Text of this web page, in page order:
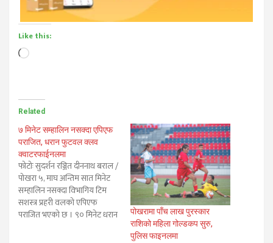
Like this:
Loading…
Related
७ मिनेट सम्हालिन नसक्दा एपिएफ
पराजित, धरान फुटवल क्लव
क्वाटरफाईनलमा
फोटोः सुदर्शन रञ्जित दीननाथ बराल /
पोखरा ५, माघ अन्तिम सात मिनेट
सम्हालिन नसक्दा विभागिय टिम
सशस्त्र प्रहरी वलको एपिएफ
पराजित भएको छ । ९० मिनेट धरान
पोखरामा पाँच लाख पुरस्कार
राशिको महिला गोल्डकप सुरु,
पुलिस फाइनलमा